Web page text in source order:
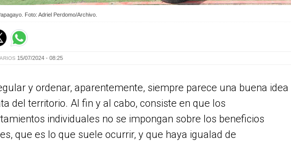
Foto: Adriel Perdomo/Archivo.
15/07/2024 - 08:25
y ordenar, aparentemente, siempre parece una buena idea
del territorio. Al fin y al cabo, consiste en que los
individuales no se impongan sobre los beneficios
que es lo que suele ocurrir, y que haya igualad de